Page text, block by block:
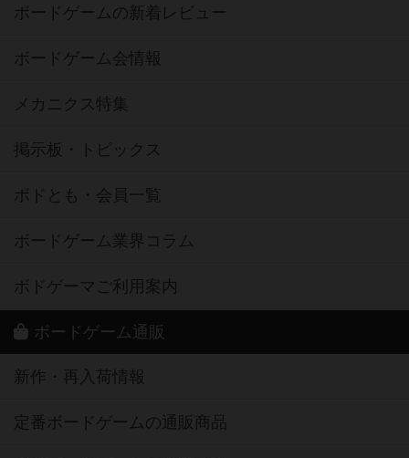
ボードゲームの新着レビュー
ボードゲーム会情報
メカニクス特集
掲示板・トピックス
ボドとも・会員一覧
ボードゲーム業界コラム
ボドゲーマご利用案内
ボードゲーム通販
新作・再入荷情報
定番ボードゲームの通販商品